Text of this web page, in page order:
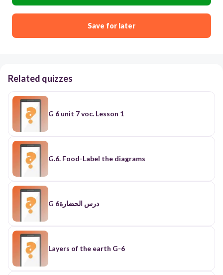
Save for later
Related quizzes
G 6 unit 7 voc. Lesson 1
G.6. Food-Label the diagrams
G 6درس الحضارة
Layers of the earth G-6